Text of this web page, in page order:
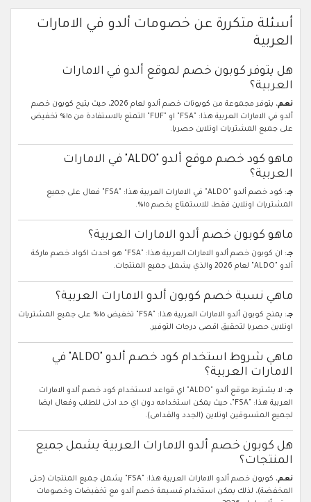
أسئلة متكررة عن خصومات ألدو في الامارات
العربية
هل يتوفر كوبون خصم لموقع ألدو في الامارات
العربية؟
نعم
، يتوفر مجموعة من كوبونات خصم ألدو لعام 2026، حيث يتيح كوبون خصم
ألدو في الامارات العربية هذا: "FSA" او "FUF" التمتع بالاستفادة من ١٥% تخفيض
على جميع المشتريات اونلاين حصريا.
ماهو كود خصم موقع ألدو "ALDO" في الامارات
العربية؟
جـ
: كود خصم ألدو "ALDO" في الامارات العربية هذا: "FSA" فعال على جميع
المشتريات اونلاين فقط، للاستمتاع بخصم ١٥%.
ماهو كوبون خصم ألدو الامارات العربية؟
جـ
: ان كوبون خصم ألدو الامارات العربية هذا: "FSA" هو احدث اكواد خصم ماركة
ألدو "ALDO" لعام 2026 والذي يشمل جميع المنتجات.
ماهي نسبة خصم كوبون ألدو الامارات العربية؟
جـ
: يمنح كوبون ألدو الامارات العربية هذا: "FSA" تخفيض ١٥% على جميع المشتريات
اونلاين حصريا لتحقيق اقصى درجات التوفير.
ماهي شروط استخدام كود خصم ألدو "ALDO" في
الامارات العربية؟
جـ
: لا يشترط موقع ألدو "ALDO" اي قواعد لاستخدام كود خصم ألدو الامارات
العربية هذا: "FSA"، حيث يمكن استخدامه دون اي حد ادنى للطلب وفعال ايضا
لجميع المتسوقين اونلاين (الجدد والقدامى).
هل كوبون خصم ألدو الامارات العربية يشمل جميع
المنتجات؟
نعم
، كوبون خصم ألدو الامارات العربية هذا: "FSA" يشمل جميع المنتجات (حتى
المخفضة)، لذلك يمكن استخدام قسيمة خصم ألدو مع تخفيضات وخصومات